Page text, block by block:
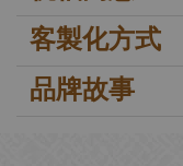
客製化方式
品牌故事